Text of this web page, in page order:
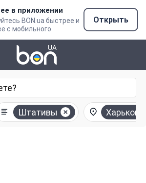
в приложении
BON.ua быстрее и
с мобильного
Открыть
Штативы Харьков